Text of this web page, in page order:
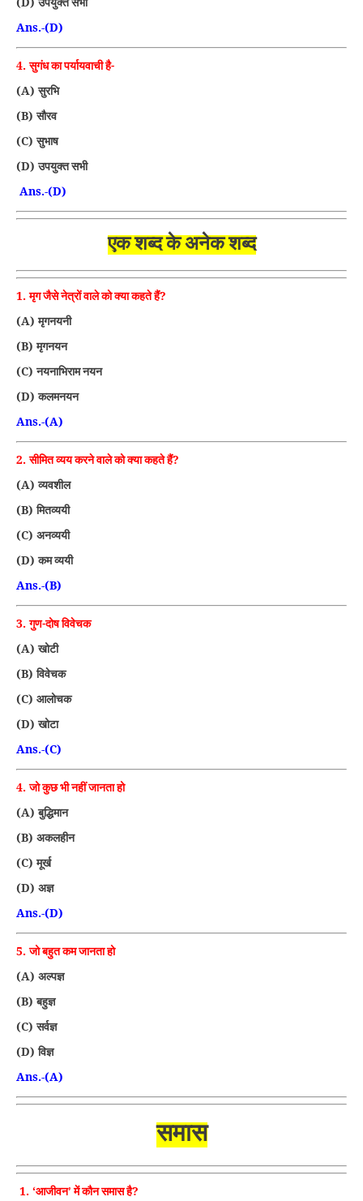
उपयुक्त सभी
Ans.-(D)
4.सुगंध का पर्यायवाची है-
(A)सुरभि
(B)सौरव
(C)सुभाष
(D)उपयुक्त सभी
Ans.-(D)
एक शब्द के अनेक शब्द
1.मृग जैसे नेत्रों वाले को क्या कहते हैं?
(A)मृगनयनी
(B)मृगनयन
(C)नयनाभिराम नयन
(D)कलमनयन
Ans.-(A)
2.सीमित व्यय करने वाले को क्या कहते हैं?
(A)व्यवशील
(B)मितव्ययी
(C) अनव्ययी
(D)कम व्ययी
Ans.-(B)
3.गुण-दोष विवेचक
(A)खोटी
(B)विवेचक
(C) आलोचक
(D)खोटा
Ans.-(C)
4.जो कुछ भी नहीं जानता हो
(A)बुद्धिमान
(B) अकलहीन
(C)मूर्ख
(D) अज्ञ
Ans.-(D)
5.जो बहुत कम जानता हो
(A) अल्पज्ञ
(B)बहुज्ञ
(C)सर्वज्ञ
(D)विज्ञ
Ans.-(A)
समास
1. ‘आजीवन’ में कौन समास है?